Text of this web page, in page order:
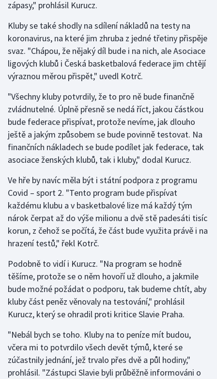
Stolní tenis
Triatlon
Veslování
Vodní slalom
Volejbal
Ostatní
zápasy," prohlásil Kurucz.
Kluby se také shodly na sdílení nákladů na testy na
koronavirus, na které jim zhruba z jedné třetiny přispěje
svaz. "Chápou, že nějaký díl bude i na nich, ale Asociace
ligových klubů i Česká basketbalová federace jim chtějí
výraznou měrou přispět," uvedl Kotrč.
"Všechny kluby potvrdily, že to pro ně bude finančně
zvládnutelné. Úplně přesně se nedá říct, jakou částkou
bude federace přispívat, protože nevíme, jak dlouho
ještě a jakým způsobem se bude povinně testovat. Na
finančních nákladech se bude podílet jak federace, tak
asociace ženských klubů, tak i kluby," dodal Kurucz.
Ve hře by navíc měla být i státní podpora z programu
Covid – sport 2. "Tento program bude přispívat
každému klubu a v basketbalové lize má každý tým
nárok čerpat až do výše milionu a dvě stě padesáti tisíc
korun, z čehož se počítá, že část bude využita právě i na
hrazení testů," řekl Kotrč.
Podobně to vidí i Kurucz. "Na program se hodně
těšíme, protože se o něm hovoří už dlouho, a jakmile
bude možné požádat o podporu, tak budeme chtít, aby
kluby část peněz věnovaly na testování," prohlásil
Kurucz, který se ohradil proti kritice Slavie Praha.
"Nebál bych se toho. Kluby na to peníze mít budou,
včera mi to potvrdilo všech devět týmů, které se
zúčastnily jednání, jež trvalo přes dvě a půl hodiny,"
prohlásil. "Zástupci Slavie byli průběžně informováni o